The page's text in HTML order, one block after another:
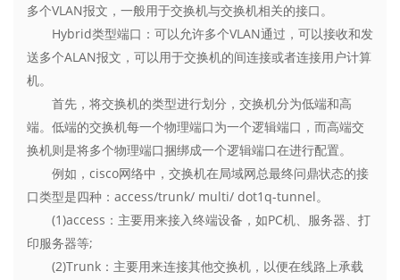
多个VLAN报文，一般用于交换机与交换机相关的接口。
Hybrid类型端口：可以允许多个VLAN通过，可以接收和发
送多个ALAN报文，可以用于交换机的间连接或者连接用户计算
机。
首先，将交换机的类型进行划分，交换机分为低端和高
端。低端的交换机每一个物理端口为一个逻辑端口，而高端交
换机则是将多个物理端口捆绑成一个逻辑端口在进行配置。
例如，cisco网络中，交换机在局域网总最终问鼎状态的接
口类型是四种：access/trunk/ multi/ dot1q-tunnel。
(1)access：主要用来接入终端设备，如PC机、服务器、打
印服务器等;
(2)Trunk：主要用来连接其他交换机，以便在线路上承载